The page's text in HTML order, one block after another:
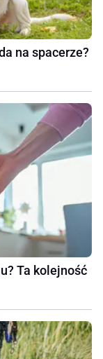
na spacerze?
Ta kolejność